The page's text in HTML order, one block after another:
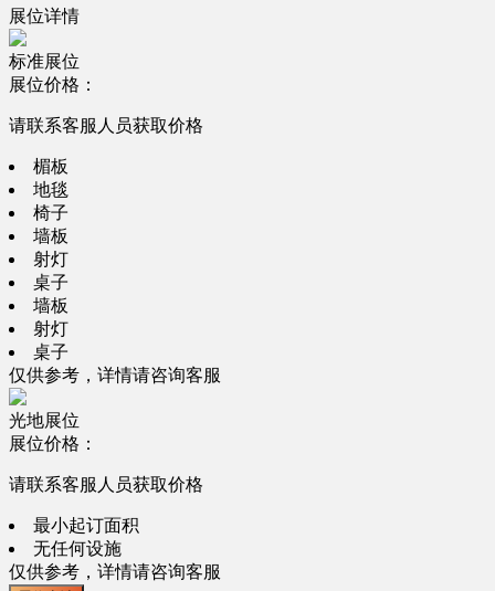
展位详情
标准展位
展位价格：
请联系客服人员获取价格
楣板
地毯
椅子
墙板
射灯
桌子
墙板
射灯
桌子
仅供参考，详情请咨询客服
光地展位
展位价格：
请联系客服人员获取价格
最小起订面积
无任何设施
仅供参考，详情请咨询客服